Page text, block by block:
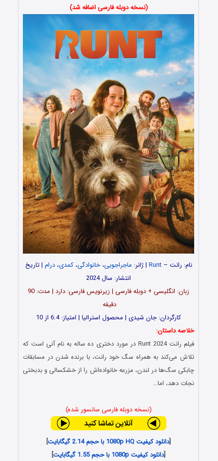
(نسخه دوبله فارسی اضافه شد)
نام: رانت –Runt | ژانر: ماجراجویی،خانوادگی،کمدی،درام | تاریخ
انتشار: سال 2024
زبان: انگلیسی + دوبله فارسی | زیرنویس فارسی: دارد | مدت‌: 90
دقیقه
کارگردان: ‌جان شیدی | محصول استرالیا | امتیاز: 6.4 از 10
خلاصه داستان:
فیلم رانت Runt 2024 در مورد دختری ده ساله به نام آنی است که
تلاش می‌کند به همراه سگ خود رانت، با برنده شدن در مسابقات
چابکی سگ‌ها در لندن، مزرعه خانواده‌اش را از خشکسالی و بدبختی
نجات دهد، اما…
(نسخه دوبله فارسی سانسور شده)
[دانلود کیفیت 1080p HQ با حجم 2.14 گیگابایت
]
[دانلود کیفیت 1080p با حجم 1.55 گیگابایت
]